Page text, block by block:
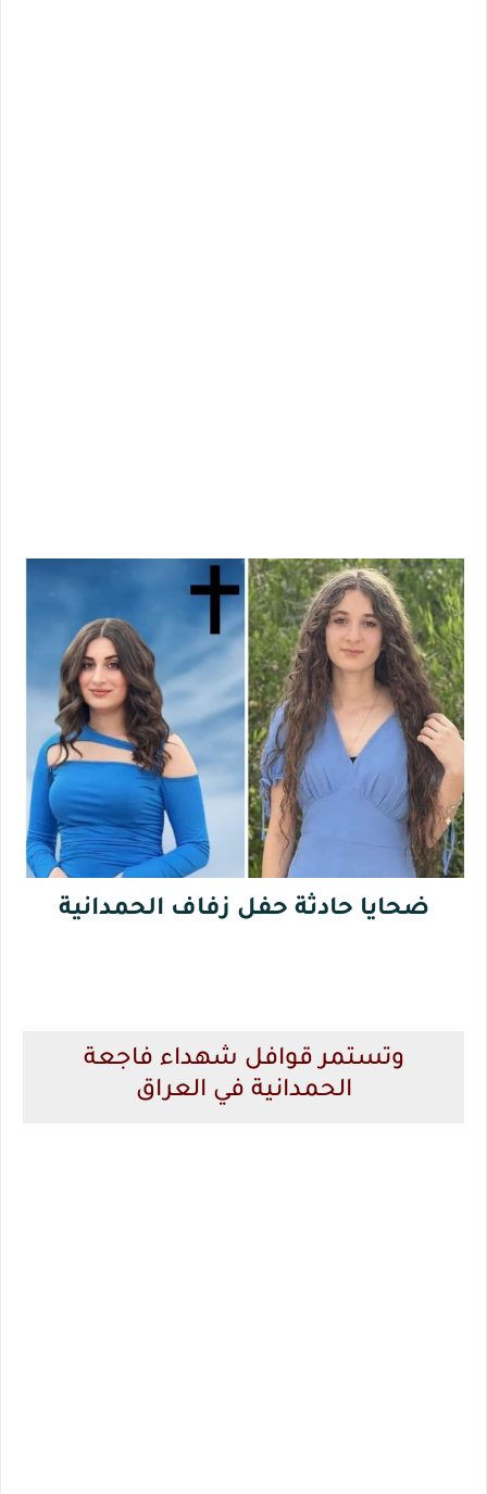
ضحايا حادثة حفل زفاف الحمدانية
وتستمر قوافل شهداء فاجعة
الحمدانية في العراق